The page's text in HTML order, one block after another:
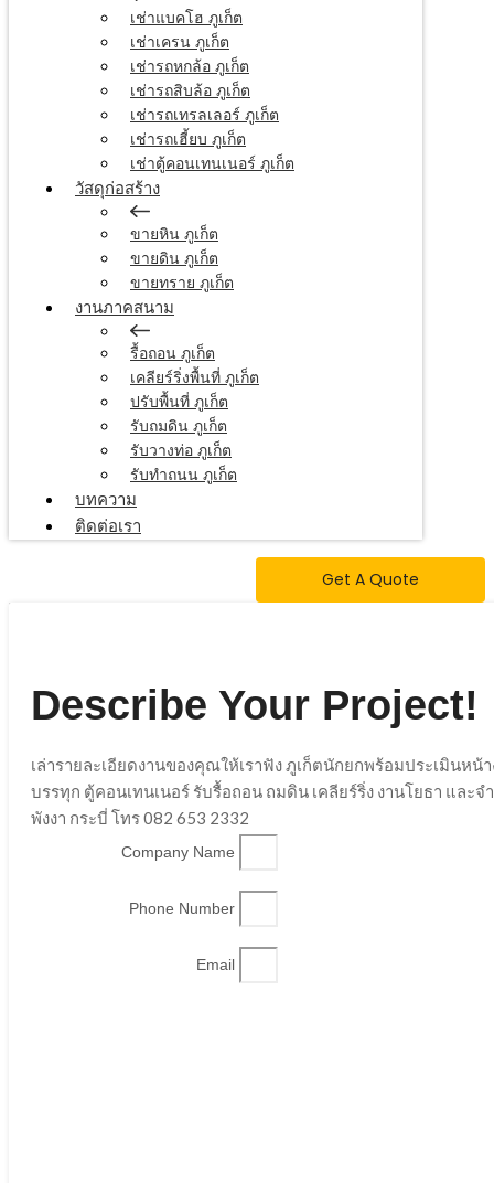
เช่าแบคโฮ ภูเก็ต
เช่าเครน ภูเก็ต
เช่ารถหกล้อ ภูเก็ต
เช่ารถสิบล้อ ภูเก็ต
เช่ารถเทรลเลอร์ ภูเก็ต
เช่ารถเฮี้ยบ ภูเก็ต
เช่าตู้คอนเทนเนอร์ ภูเก็ต
วัสดุก่อสร้าง
ขายหิน ภูเก็ต
ขายดิน ภูเก็ต
ขายทราย ภูเก็ต
งานภาคสนาม
รื้อถอน ภูเก็ต
เคลียร์ริ่งพื้นที่ ภูเก็ต
ปรับพื้นที่ ภูเก็ต
รับถมดิน ภูเก็ต
รับวางท่อ ภูเก็ต
รับทำถนน ภูเก็ต
บทความ
ติดต่อเรา
Get A Quote
Describe Your Project!
เล่ารายละเอียดงานของคุณให้เราฟัง ภูเก็ตนักยกพร้อมประเมินหน้
บรรทุก ตู้คอนเทนเนอร์ รับรื้อถอน ถมดิน เคลียร์ริ่ง งานโยธา และ
พังงา กระบี่ โทร 082 653 2332
Company Name
Phone Number
Email